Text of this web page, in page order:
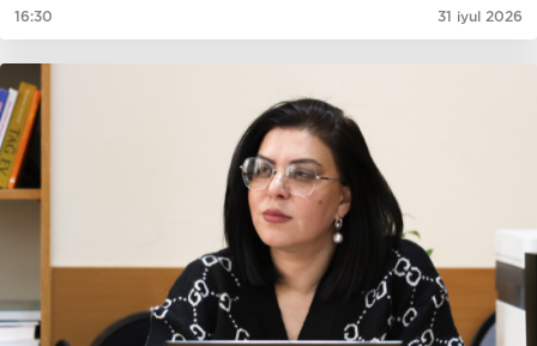
16:30 31 iyul 2026